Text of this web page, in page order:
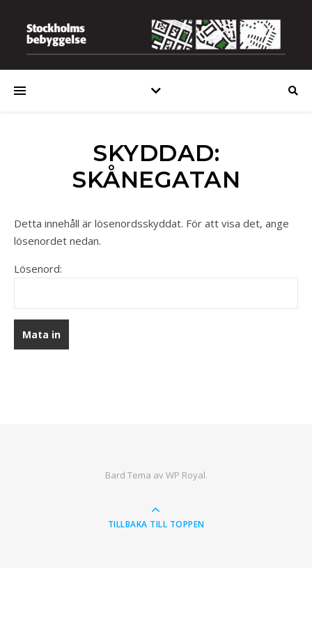
SKYDDAD:
SKÅNEGATAN
Detta innehåll är lösenordsskyddat. För att visa det, ange
lösenordet nedan.
Lösenord:
Bard Tema avWP Royal.
TILLBAKA TILL TOPPEN